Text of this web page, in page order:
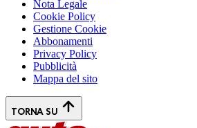
Nota Legale
Cookie Policy
Gestione Cookie
Abbonamenti
Privacy Policy
Pubblicità
Mappa del sito
TORNA SU